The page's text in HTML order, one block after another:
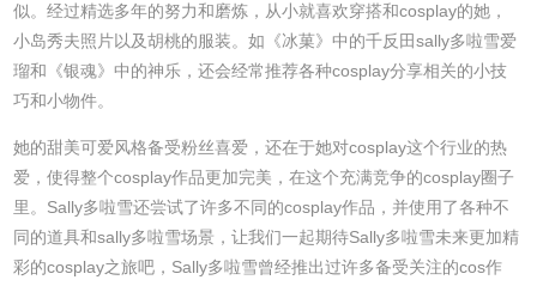
似。经过精选多年的努力和磨炼，从小就喜欢穿搭和cosplay的她，
小岛秀夫照片以及胡桃的服装。如《冰菓》中的千反田sally多啦雪爱
瑠和《银魂》中的神乐，还会经常推荐各种cosplay分享相关的小技
巧和小物件。
她的甜美可爱风格备受粉丝喜爱，还在于她对cosplay这个行业的热
爱，使得整个cosplay作品更加完美，在这个充满竞争的cosplay圈子
里。Sally多啦雪还尝试了许多不同的cosplay作品，并使用了各种不
同的道具和sally多啦雪场景，让我们一起期待Sally多啦雪未来更加精
彩的cosplay之旅吧，Sally多啦雪曾经推出过许多备受关注的cos作